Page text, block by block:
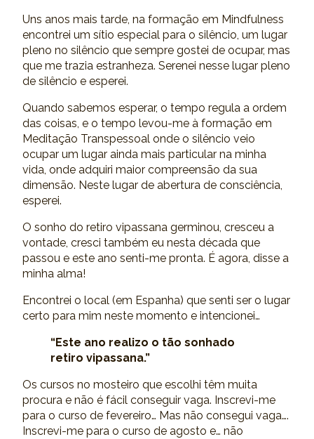
Uns anos mais tarde, na formação em Mindfulness
encontrei um sítio especial para o silêncio, um lugar
pleno no silêncio que sempre gostei de ocupar, mas
que me trazia estranheza. Serenei nesse lugar pleno
de silêncio e esperei.
Quando sabemos esperar, o tempo regula a ordem
das coisas, e o tempo levou-me à formação em
Meditação Transpessoal onde o silêncio veio
ocupar um lugar ainda mais particular na minha
vida, onde adquiri maior compreensão da sua
dimensão. Neste lugar de abertura de consciência,
esperei.
O sonho do retiro vipassana germinou, cresceu a
vontade, cresci também eu nesta década que
passou e este ano senti-me pronta. É agora, disse a
minha alma!
Encontrei o local (em Espanha) que senti ser o lugar
certo para mim neste momento e intencionei…
“Este ano realizo o tão sonhado
retiro vipassana.”
Os cursos no mosteiro que escolhi têm muita
procura e não é fácil conseguir vaga. Inscrevi-me
para o curso de fevereiro… Mas não consegui vaga….
Inscrevi-me para o curso de agosto e… não